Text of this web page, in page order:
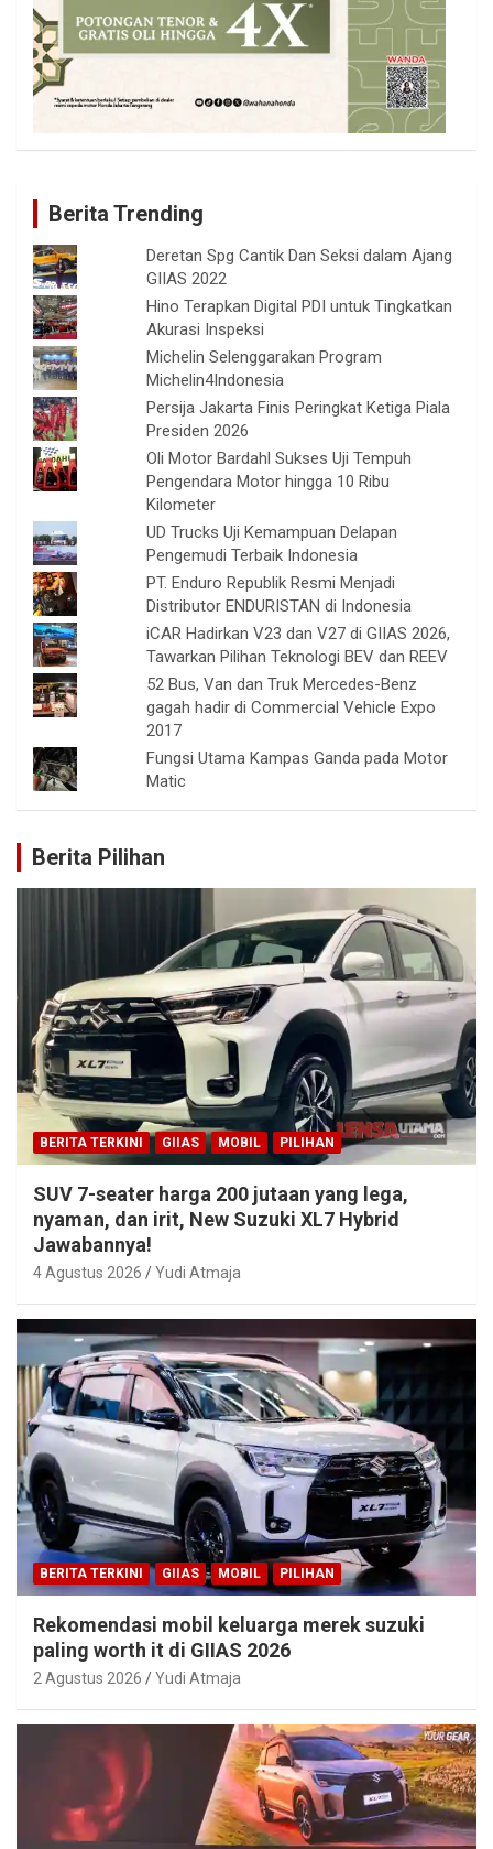
Berita Trending
Deretan Spg Cantik Dan Seksi dalam Ajang
GIIAS 2022
Hino Terapkan Digital PDI untuk Tingkatkan
Akurasi Inspeksi
Michelin Selenggarakan Program
Michelin4Indonesia
Persija Jakarta Finis Peringkat Ketiga Piala
Presiden 2026
Oli Motor Bardahl Sukses Uji Tempuh
Pengendara Motor hingga 10 Ribu
Kilometer
UD Trucks Uji Kemampuan Delapan
Pengemudi Terbaik Indonesia
PT. Enduro Republik Resmi Menjadi
Distributor ENDURISTAN di Indonesia
iCAR Hadirkan V23 dan V27 di GIIAS 2026,
Tawarkan Pilihan Teknologi BEV dan REEV
52 Bus, Van dan Truk Mercedes-Benz
gagah hadir di Commercial Vehicle Expo
2017
Fungsi Utama Kampas Ganda pada Motor
Matic
Berita Pilihan
BERITA TERKINI GIIAS MOBIL PILIHAN
SUV 7-seater harga 200 jutaan yang lega,
nyaman, dan irit, New Suzuki XL7 Hybrid
Jawabannya!
4 Agustus 2026 Yudi Atmaja
BERITA TERKINI GIIAS MOBIL PILIHAN
Rekomendasi mobil keluarga merek suzuki
paling worth it di GIIAS 2026
2 Agustus 2026 Yudi Atmaja